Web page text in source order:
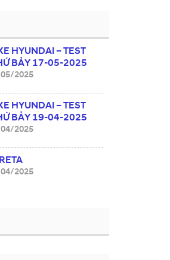
HYUNDAI – TEST
BẢY 17-05-2025
2025
HYUNDAI – TEST
BẢY 19-04-2025
2025
2025